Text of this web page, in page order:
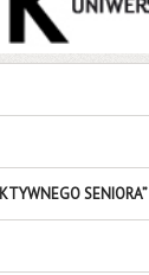
SENIORA”